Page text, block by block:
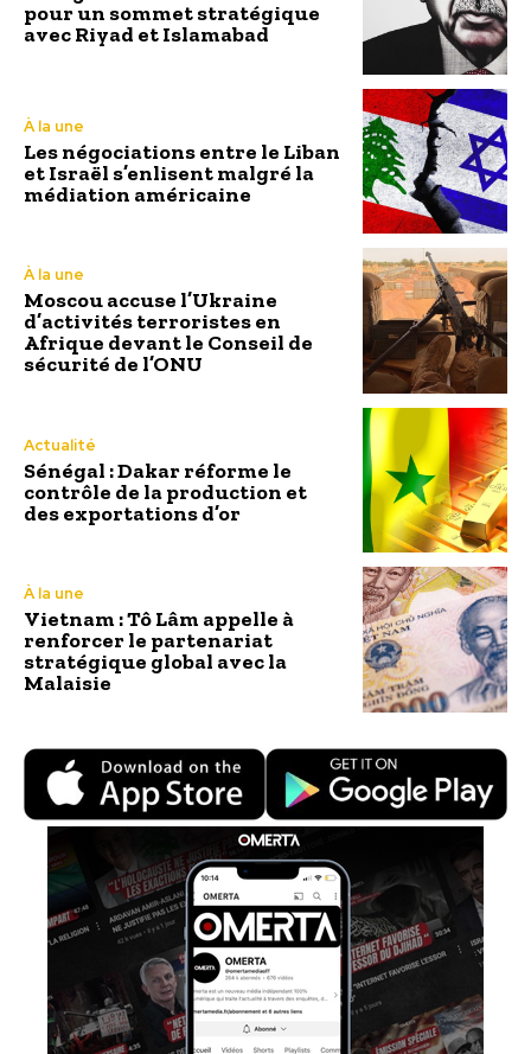
pour un sommet stratégique
avec Riyad et Islamabad
À la une
Les négociations entre le Liban
et Israël s’enlisent malgré la
médiation américaine
À la une
Moscou accuse l’Ukraine
d’activités terroristes en
Afrique devant le Conseil de
sécurité de l’ONU
Actualité
Sénégal : Dakar réforme le
contrôle de la production et
des exportations d’or
À la une
Vietnam : Tô Lâm appelle à
renforcer le partenariat
stratégique global avec la
Malaisie